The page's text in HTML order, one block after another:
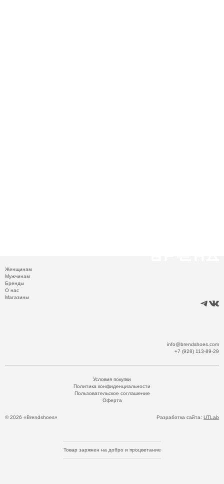
Женщинам
Мужчинам
Бренды
О нас
Магазины
info@brendshoes.com
+7 (928) 113-89-29
© 2026 «Brendshoes»
Условия покупки
Политика конфиденциальности
Пользовательское соглашение
Оферта
Разработка сайта: UTLab
Товар заряжен на добро и процветание